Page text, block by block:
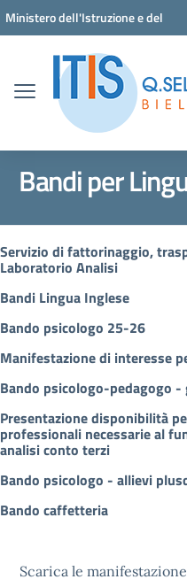
Vai ai contenuti
Vai al menu di navigazione
Vai al footer
Ministero dell'Istruzione e del
Bandi per
Servizio di fattorinaggio,
Laboratorio Analisi
Bandi Lingua Inglese
Bando psicologo 25-26
Manifestazione di interesse
Bando psicologo-pedagogo -
Presentazione disponibilità
professionali necessarie al
analisi conto terzi
Bando psicologo - allievi
Bando caffetteria
Scarica le